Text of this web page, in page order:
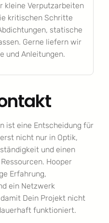
kleine Verputzarbeiten
kritischen Schritte
statische
Gerne liefern wir
und Anleitungen.
ist eine Entscheidung für
nicht nur in Optik,
und einen
Hooper
Erfahrung,
ein Netzwerk
Dein Projekt nicht
funktioniert.